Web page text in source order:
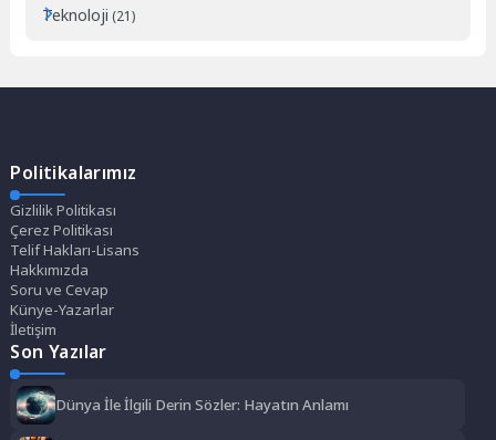
Teknoloji (21)
Politikalarımız
Gizlilik Politikası
Çerez Politikası
Telif Hakları-Lisans
Hakkımızda
Soru ve Cevap
Künye-Yazarlar
İletişim
Son Yazılar
Dünya İle İlgili Derin Sözler: Hayatın Anlamı